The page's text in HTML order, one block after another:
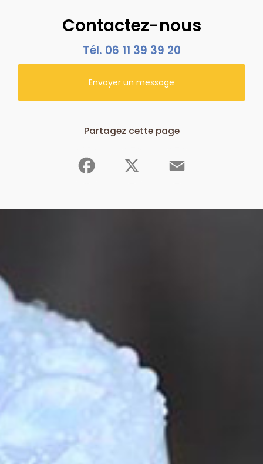
Contactez-nous
Tél. 06 11 39 39 20
Envoyer un message
Partagez cette page